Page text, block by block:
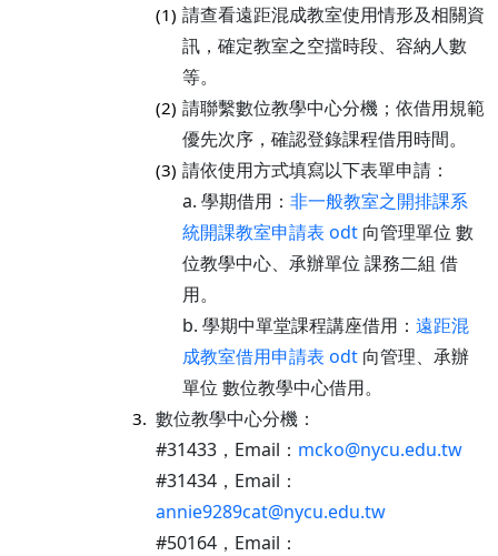
(1) 請查看遠距混成教室使用情形及相關資
訊，確定教室之空擋時段、容納人數
等。
(2) 請聯繫數位教學中心分機；依借用規範
優先次序，確認登錄課程借用時間。
(3) 請依使用方式填寫以下表單申請：
a. 學期借用： 非一般教室之開排課系
統開課教室申請表 odt 向管理單位 數
位教學中心、承辦單位 課務二組 借
用。
b. 學期中單堂課程講座借用： 遠距混
成教室借用申請表 odt 向管理、承辦
單位 數位教學中心借用。
3. 數位教學中心分機：
#31433，Email： mcko@nycu.edu.tw
#31434，Email：
annie9289cat@nycu.edu.tw
#50164，Email：